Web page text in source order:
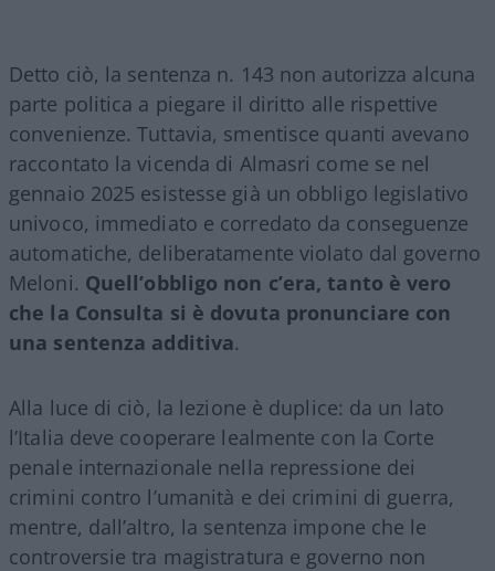
Detto ciò, la sentenza n. 143 non autorizza alcuna
parte politica a piegare il diritto alle rispettive
convenienze. Tuttavia, smentisce quanti avevano
raccontato la vicenda di Almasri come se nel
gennaio 2025 esistesse già un obbligo legislativo
univoco, immediato e corredato da conseguenze
automatiche, deliberatamente violato dal governo
Meloni. Quell’obbligo non c’era, tanto è vero
che la Consulta si è dovuta pronunciare con
una sentenza additiva.
Alla luce di ciò, la lezione è duplice: da un lato
l’Italia deve cooperare lealmente con la Corte
penale internazionale nella repressione dei
crimini contro l’umanità e dei crimini di guerra,
mentre, dall’altro, la sentenza impone che le
controversie tra magistratura e governo non